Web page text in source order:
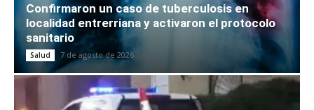
Confirmaron un caso de tuberculosis en
localidad entrerriana y activaron el protocolo
sanitario
Salud 7 de agosto de 2026